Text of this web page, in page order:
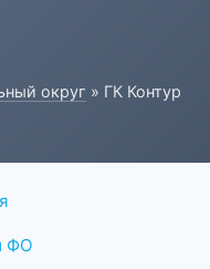
округ » ГК Контур
ФО